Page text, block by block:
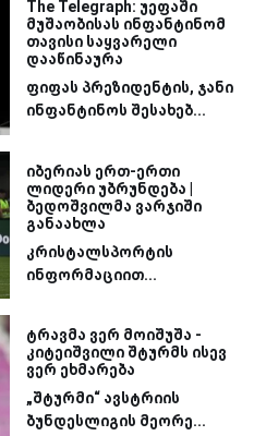
The Telegraph: უეფაში
მუშაობისას ინფანტინომ
თავისი საყვარელი
დააწინაურა
ფიფას პრეზიდენტის, ჯანი
ინფანტინოს შესახებ...
იბერიას ერთ-ერთი
ლიდერი უბრუნდება |
ბედოშვილმა ვარჯიში
განაახლა
კრისტალსპორტის
ინფორმაციით...
ტრავმა ვერ მოიშუშა -
კიტეიშვილი შტურმს ისევ
ვერ ეხმარება
„შტურმი“ ავსტრიის
ბუნდესლიგის მეორე...